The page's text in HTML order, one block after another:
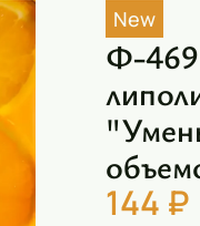
New
Ф-469
144 ₽